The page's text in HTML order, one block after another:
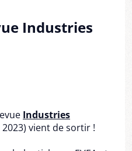
Industries
Industries
2023) vient de sortir !